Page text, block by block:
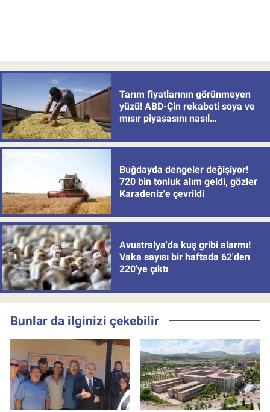
Tarım fiyatlarının görünmeyen
yüzü! ABD-Çin rekabeti soya ve
mısır piyasasını nasıl
Buğdayda dengeler değişiyor!
720 bin tonluk alım geldi, gözler
Karadeniz'e çevrildi
Avustralya'da kuş gribi alarmı!
Vaka sayısı bir haftada 62'den
220'ye çıktı
Bunlar da ilginizi çekebilir